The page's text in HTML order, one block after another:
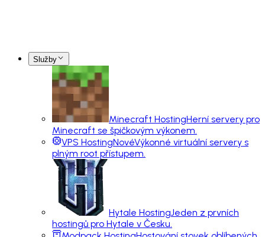
Služby
Minecraft HostingHerní servery pro
Minecraft se špičkovým výkonem.
VPS HostingNovéVýkonné virtuální servery s
plným root přístupem.
Hytale HostingJeden z prvních
hostingů pro Hytale v Česku.